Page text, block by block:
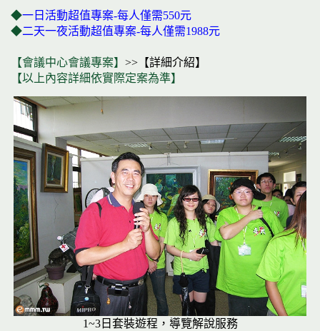
◆一日活動超值專案-每人僅需550元
◆二天一夜活動超值專案-每人僅需1988元
【會議中心會議專案】 >>【詳細介紹】
【以上內容詳細依實際定案為準】
1~3日套裝遊程，導覽解說服務